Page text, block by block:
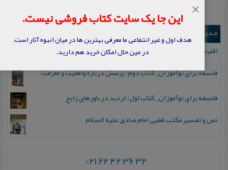
جدیدترین ها
اقلیم مورخان؛ مهارت‌های تاریخ ورزی علمی
فلسفه برای نوآموزان_ کتاب دوم: پرسش درباره واقعیت و معرفت
فلسفه برای نوآموزان_ کتاب اول: تردید در باورهای رایج
نص و تفسیر مکتب فقهی امام صادق علیه السلام
021 22 42 36 32
این جا یک سایت کتاب فروشی نیست.
هدف اول و غیر انتفاعی ما معرفی بهترین ها در میان انبوه آثار است.
در عین حال امکان خرید هم دارید.
×